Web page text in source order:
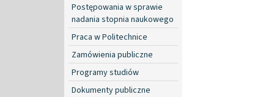
Postępowania w sprawie
nadania stopnia naukowego
Praca w Politechnice
Zamówienia publiczne
Programy studiów
Dokumenty publiczne